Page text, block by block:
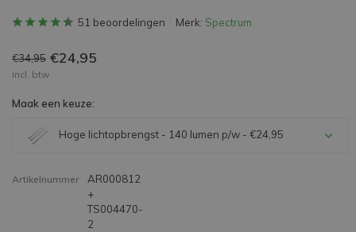
51 beoordelingen Merk: Spectrum
€34,95 €24,95
Incl. btw
Maak een keuze:
Hoge lichtopbrengst - 140 lumen p/w - €24,95
Artikelnummer
AR000812
+
TS004470-
2